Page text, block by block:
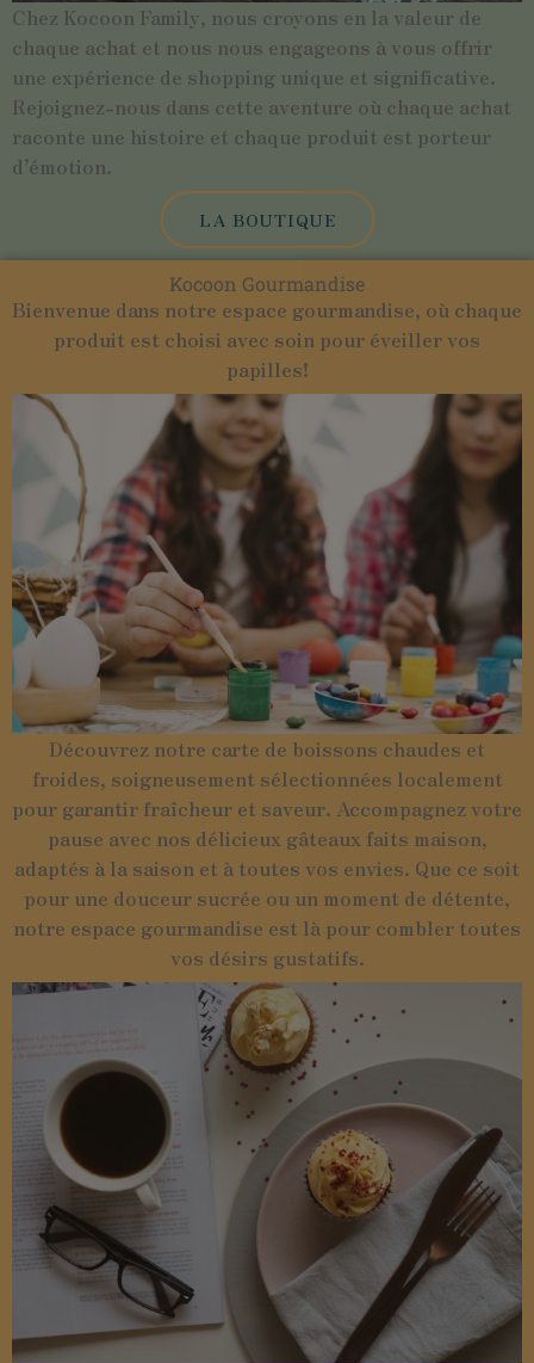
Chez Kocoon Family, nous croyons en la valeur de
chaque achat et nous nous engageons à vous offrir
une expérience de shopping unique et significative.
Rejoignez-nous dans cette aventure où chaque achat
raconte une histoire et chaque produit est porteur
d’émotion.
LA BOUTIQUE
Kocoon Gourmandise
Bienvenue dans notre espace gourmandise, où chaque
produit est choisi avec soin pour éveiller vos
papilles!
Découvrez notre carte de boissons chaudes et
froides, soigneusement sélectionnées localement
pour garantir fraîcheur et saveur. Accompagnez votre
pause avec nos délicieux gâteaux faits maison,
adaptés à la saison et à toutes vos envies. Que ce soit
pour une douceur sucrée ou un moment de détente,
notre espace gourmandise est là pour combler toutes
vos désirs gustatifs.